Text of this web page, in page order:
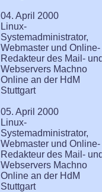
04. April 2000
Linux-
Systemadministrator,
Webmaster und Online-
Redakteur des Mail-
Webservers Machno
Online an der HdM
Stuttgart
05. April 2000
Linux-
Systemadministrator,
Webmaster und Online-
Redakteur des Mail-
Webservers Machno
Online an der HdM
Stuttgart